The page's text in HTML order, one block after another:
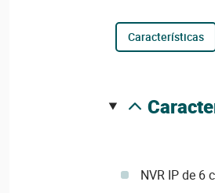
características
NVR IP de 6